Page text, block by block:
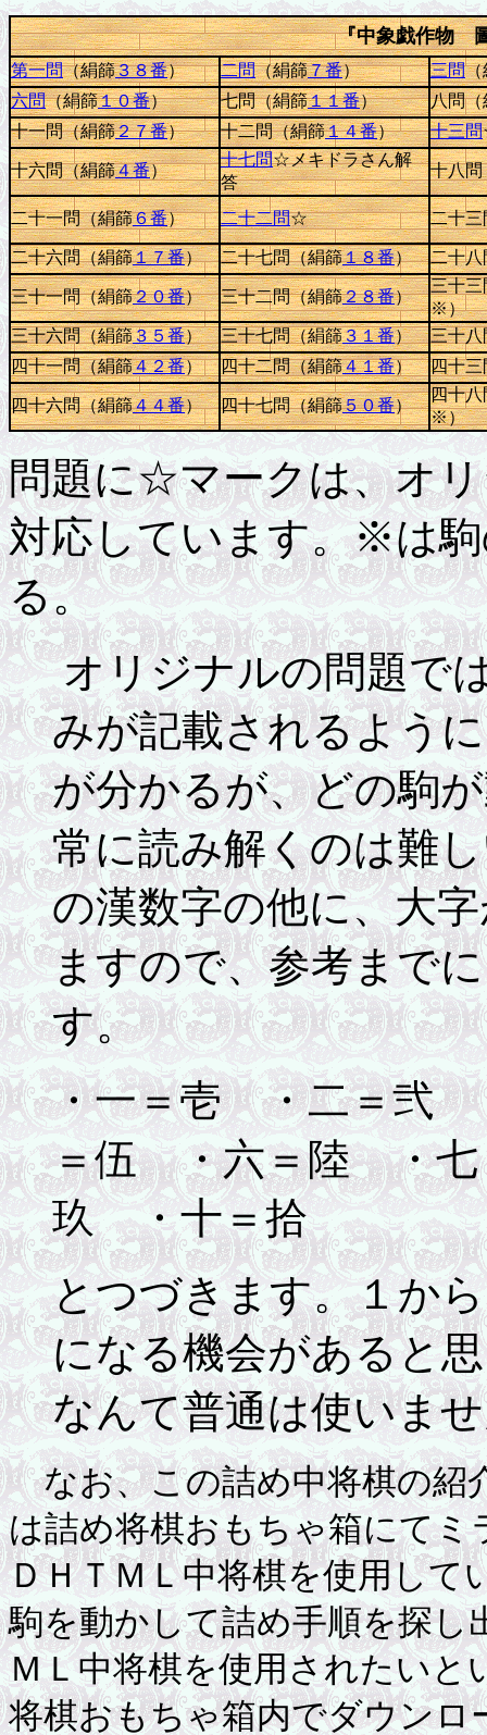
『中象戯作物
第一問（絹篩３８番） 二問（絹篩７番） 三問（
六問（絹篩１０番） 七問（絹篩１１番）
八問（
十一問（絹篩２７番） 十二問（絹篩１４番） 十三問
十六問（絹篩４番）
十七問☆メキドラさん解
答
十八問
二十一問（絹篩６番） 二十二問☆ 二十
二十六問（絹篩１７番） 二十七問（絹篩１８番） 二十八
三十一問（絹篩２０番） 三十二問（絹篩２８番）
三十三
※）
三十六問（絹篩３５番） 三十七問（絹篩３１番）
三十八
四十一問（絹篩４２番） 四十二問（絹篩４１番） 四十三
四十六問（絹篩４４番） 四十七問（絹篩５０番）
四十八
※）
問題に☆マークは、オ
対応しています。※は
る。
オリジナルの問題で
みが記載されるよう
が分かるが、どの駒
常に読み解くのは難
の漢数字の他に、大
ますので、参考まで
す。
・一＝壱 ・二＝弐
＝伍 ・六＝陸 ・
玖 ・十＝拾
とつづきます。１か
になる機会があると
なんて普通は使いま
なお、この詰め中将棋の紹
は詰め将棋おもちゃ箱にて
ＤＨＴＭＬ中将棋を使用して
駒を動かして詰め手順を探
ＭＬ中将棋を使用されたいと
将棋おもちゃ箱内でダウン